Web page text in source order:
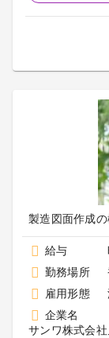
製造図面作成
給与
勤務場所
雇用形態
企業名
サンワ株式会